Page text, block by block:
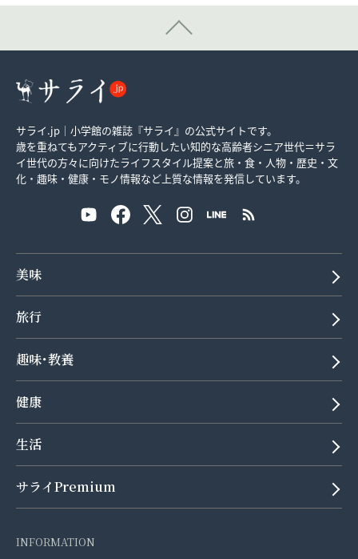
サライ.jp｜小学館の雑誌『サライ』の公式サイトです。
歳を重ねてもアクティブに行動したい知的な高齢者シニア世代＝サラ
イ世代の方々に向けたライフスタイル提案と旅・食・人物・歴史・文
化・趣味・健康・モノ情報など上質な情報を発信しています。
美味
旅行
趣味･教養
健康
生活
サライPremium
INFORMATION